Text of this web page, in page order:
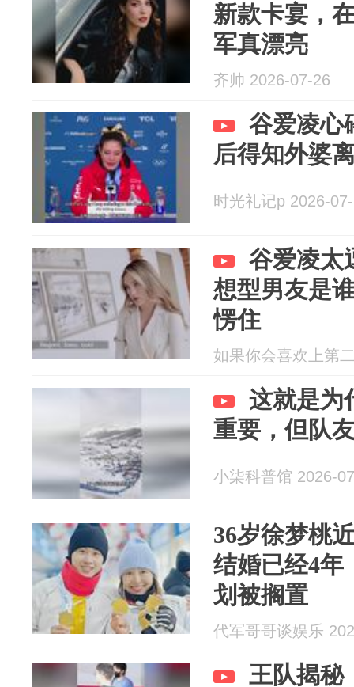
新款卡宴，
军真漂亮
齐帅 2026-07-26
谷爱凌心
后得知外婆
时光礼记p 2026-
谷爱凌太
想型男友是
愣住
如果你会喜欢上第
这就是为
重要，但队
小柒科普馆 2026-
36岁徐梦桃
结婚已经4年
划被搁置
代军哥哥谈娱乐
王队揭秘